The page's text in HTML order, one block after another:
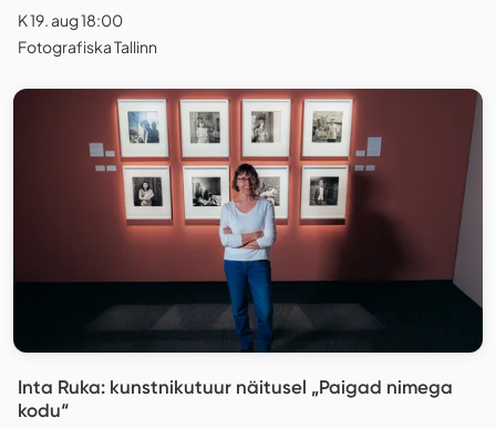
K 19. aug 18:00
Fotografiska Tallinn
Inta Ruka: kunstnikutuur näitusel „Paigad nimega
kodu“